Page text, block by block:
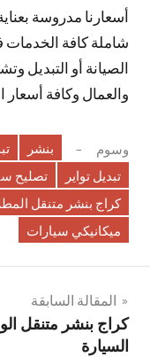
أسعارنا مدروسة
شاملة كافة الخدمات
الصيانة أو التبديل
والعمال وكافة أسعار
وسوم بنشر
تبديل تواير
تصليح
كراج بنشر متنقل
ميكانيكي سيارات
تصفّح
المقالات
المقالة السابقة
السيارة